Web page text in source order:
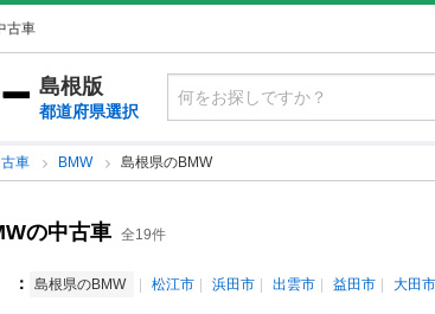
古車
島根版
都道府県選択
車 BMW 島根県のBMW
の中古車 全19件
： 島根県のBMW 松江市 浜田市 出雲市 益田市 大田市